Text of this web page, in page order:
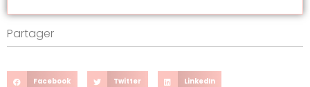
Partager
Facebook Twitter LinkedIn